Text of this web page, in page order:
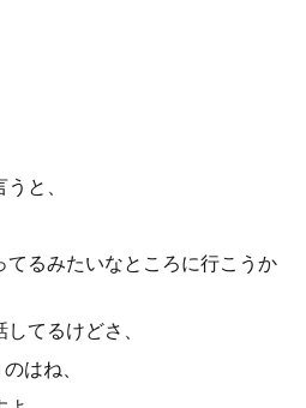
と、
てるみたいなところに行こうか
てるけどさ、
はね、